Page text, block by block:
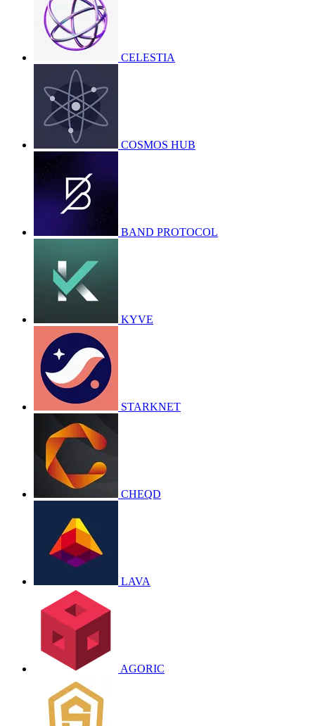
CELESTIA
COSMOS HUB
BAND PROTOCOL
KYVE
STARKNET
CHEQD
LAVA
AGORIC